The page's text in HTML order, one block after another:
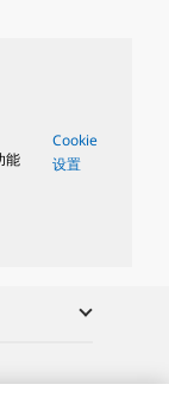
能
Cookie
设置